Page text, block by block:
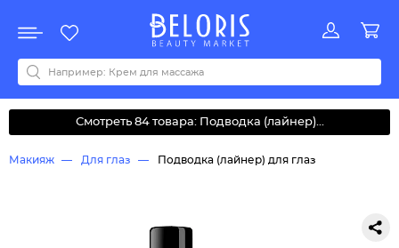
Акции
Все бренды
0-9ABCDEFGHIJKLMNOPQRSTUVWYZАБВДЗИМОКЛНПРСТУФ
Смотреть 84 товара: Подводка (лайнер)...
Макияж Для глаз Подводка (лайнер) для глаз